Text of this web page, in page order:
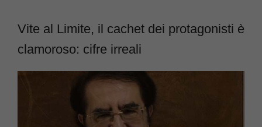
Vite al Limite, il cachet dei protagonisti è
clamoroso: cifre irreali